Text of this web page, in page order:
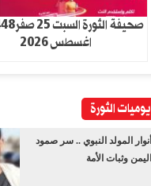
اغسطس 2026
يوميات الثورة
أنوار المولد النبوي .. سر صمود
اليمن وثبات الأمة